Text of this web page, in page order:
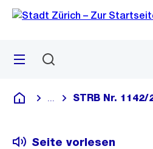
Navigation
Sprunglink
Menü
Deutsch
Blende alle Breadcrumbs
STRB Nr. 1142/
Seite vorlesen